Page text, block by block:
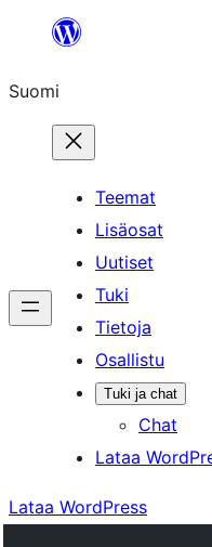
Suomi
Teemat
Lisäosat
Uutiset
Tuki
Tietoja
Osallistu
Tuki ja chat
Chat
Lataa
Lataa WordPress